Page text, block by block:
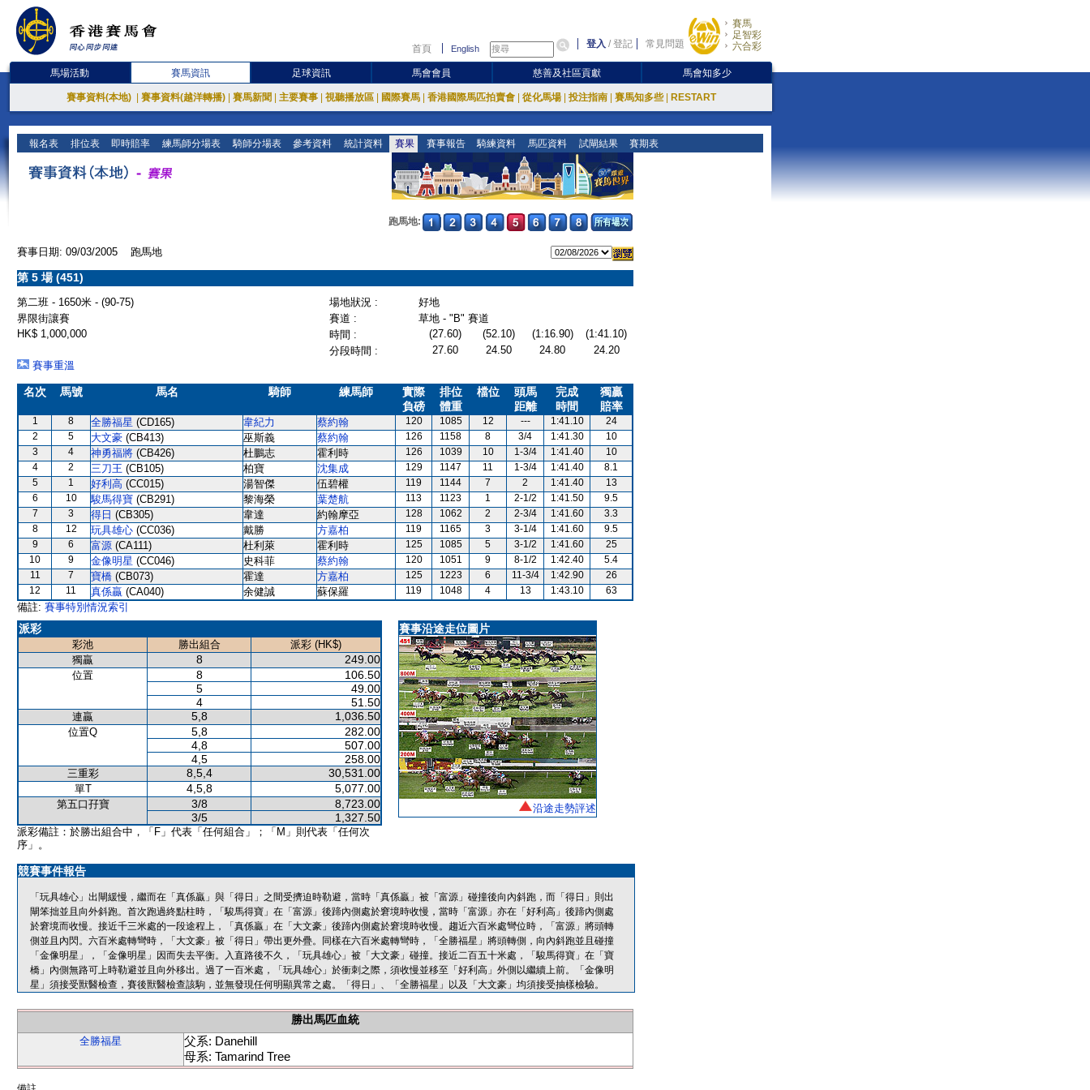
首頁 English 登入 /登記 常見問題
賽馬
足智彩
六合彩
馬場活動 賽馬資訊 足球資訊 馬會會員 慈善及社區貢獻 馬會知多少
賽事資料(本地) 賽事資料(越洋轉播) 賽馬新聞 主要賽事 視聽播放區 國際賽馬 香港國際馬匹拍賣會 從化馬場 投注指南 賽馬知多些 RESTART
報名表 排位表 即時賠率 練馬師分場表 騎師分場表 參考資料 統計資料 賽果 賽事報告 騎練資料 馬匹資料 試閘結果 賽期表
跑馬地:
賽事日期: 09/03/2005 跑馬地
第 5 場 (451)
第二班 - 1650米 - (90-75) 場地狀況 :
好地
界限街讓賽
賽道 :
草地 - "B" 賽道
HK$ 1,000,000
時間 : (27.60) (52.10) (1:16.90)
(1:41.10)
分段時間 :
27.60 24.50 24.80
24.20
賽事重溫
名次 馬號 馬名 騎師 練馬師
實際
負磅
排位
體重
檔位
頭馬
距離
完成
時間
獨贏
賠率
1 8 全勝福星 (CD165) 韋紀力 蔡約翰 120 1085 12 --- 1:41.10
24
2
5 大文豪 (CB413) 巫斯義 蔡約翰 126 1158 8 3/4 1:41.30
10
3
4 神勇福將 (CB426) 杜鵬志 霍利時 126 1039 10 1-3/4 1:41.40
10
4
2 三刀王 (CB105) 柏寶 沈集成 129 1147 11 1-3/4 1:41.40
8.1
5
1 好利高 (CC015) 湯智傑 伍碧權 119 1144 7 2 1:41.40
13
6
10 駿馬得寶 (CB291) 黎海榮 葉楚航 113 1123 1 2-1/2 1:41.50
9.5
7
3 得日 (CB305) 韋達 約翰摩亞 128 1062 2 2-3/4 1:41.60
3.3
8
12 玩具雄心 (CC036) 戴勝 方嘉柏 119 1165 3 3-1/4 1:41.60
9.5
9
6 富源 (CA111) 杜利萊 霍利時 125 1085 5 3-1/2 1:41.60
25
10
9 金像明星 (CC046) 史科菲 蔡約翰 120 1051 9 8-1/2 1:42.40
5.4
11
7 寶橋 (CB073) 霍達 方嘉柏 125 1223 6 11-3/4 1:42.90
26
12
11 真係贏 (CA040) 余健誠 蘇保羅 119 1048 4 13 1:43.10 63
備註: 賽事特別情況索引
派彩
彩池 勝出組合
派彩 (HK$)
獨贏
8 249.00
位置 8
106.50
5
49.00
4
51.50
連贏 5,8 1,036.50
位置Q 5,8
282.00
4,8
507.00
4,5
258.00
三重彩 8,5,4 30,531.00
單T 4,5,8 5,077.00
第五口孖寶 3/8
8,723.00
3/5
1,327.50
派彩備註：於勝出組合中，「F」代表「任何組合」；「M」則代表「任何次
序」。
賽事沿途走位圖片
沿途走勢評述
競賽事件報告
「玩具雄心」出閘緩慢，繼而在「真係贏」與「得日」之間受擠迫時勒避，當時「真係贏」被「富源」碰撞後向內斜跑，而「得日」則出
閘笨拙並且向外斜跑。首次跑過終點柱時，「駿馬得寶」在「富源」後蹄內側處於窘境時收慢，當時「富源」亦在「好利高」後蹄內側處
於窘境而收慢。接近千三米處的一段途程上，「真係贏」在「大文豪」後蹄內側處於窘境時收慢。趨近六百米處彎位時，「富源」將頭轉
側並且內閃。六百米處轉彎時，「大文豪」被「得日」帶出更外疊。同樣在六百米處轉彎時，「全勝福星」將頭轉側，向內斜跑並且碰撞
「金像明星」，「金像明星」因而失去平衡。入直路後不久，「玩具雄心」被「大文豪」碰撞。接近二百五十米處，「駿馬得寶」在「寶
橋」內側無路可上時勒避並且向外移出。過了一百米處，「玩具雄心」於衝刺之際，須收慢並移至「好利高」外側以繼續上前。「金像明
星」須接受獸醫檢查，賽後獸醫檢查該駒，並無發現任何明顯異常之處。「得日」、「全勝福星」以及「大文豪」均須接受抽樣檢驗。
勝出馬匹血統
全勝福星
父系: Danehill
母系: Tamarind Tree